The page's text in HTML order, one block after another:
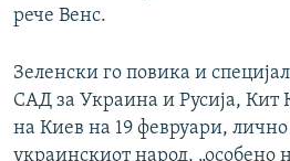
рече Венс.
Зеленски го повика и
САД за Украина и Русија, Кит
на Киев на 19 февруари, лично
украинскиот народ, „особено